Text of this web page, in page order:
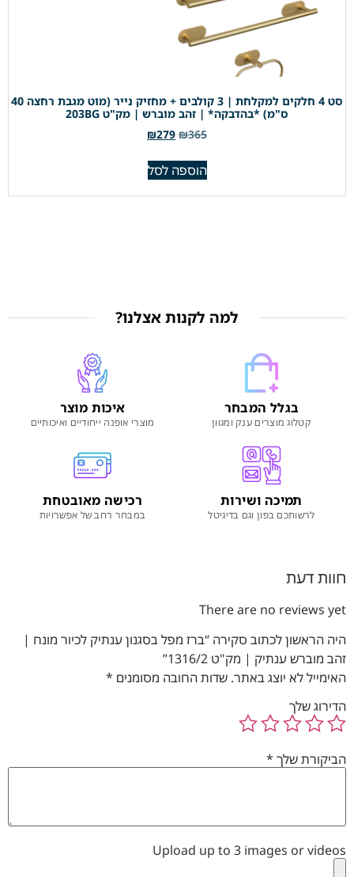
סט 4 חלקים למקלחת | 3 קולבים + מחזיק נייר (מוט מגבת רחצה 40
ס"מ) *בהדבקה* | זהב מוברש | מק"ט 203BG
₪365
₪279
הוספה לסל
למה לקנות אצלנו?
בגלל המבחר
קטלוג מוצרים ענק ומגוון
איכות מוצר
מוצרי אופנה ייחודיים ואיכותיים
תמיכה ושירות
לרשותכם בפון וגם בדיגיטל
רכישה מאובטחת
במבחר רחב של אפשרויות
חוות דעת
There are no reviews yet
היה הראשון לכתוב סקירה “ברז מפל בסגנון ענתיק לכיור מונח |
זהב מוברש ענתיק | מק"ט 1316/2”
האימייל לא יוצג באתר. שדות החובה מסומנים *
הדירוג שלך
הביקורת שלך *
Upload up to 3 images or videos